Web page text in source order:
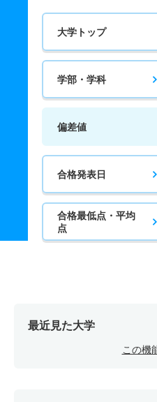
大学トップ
学部・学科
偏差値
合格発表日
合格最低点・平均
点
最近見た大学
この機